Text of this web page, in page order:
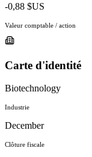
-0,88 $US
Valeur comptable / action
Carte d'identité
Biotechnology
Industrie
December
Clôture fiscale